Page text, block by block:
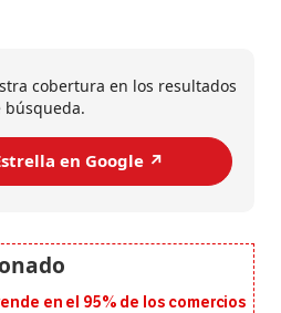
cobertura en los resultados
búsqueda.
en Google ↗️
en el 95% de los comercios